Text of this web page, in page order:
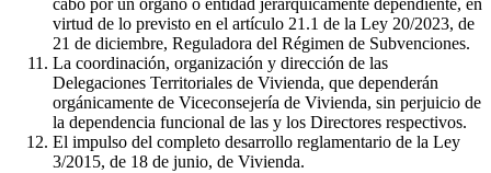
cabo por un órgano o entidad jerárquicamente dependiente, en
virtud de lo previsto en el artículo 21.1 de la Ley 20/2023, de
21 de diciembre, Reguladora del Régimen de Subvenciones.
La coordinación, organización y dirección de las
Delegaciones Territoriales de Vivienda, que dependerán
orgánicamente de Viceconsejería de Vivienda, sin perjuicio de
la dependencia funcional de las y los Directores respectivos.
El impulso del completo desarrollo reglamentario de la Ley
3/2015, de 18 de junio, de Vivienda.